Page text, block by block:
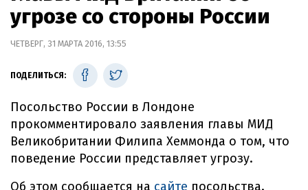
угрозе со стороны России
ЧЕТВЕРГ, 31 МАРТА 2016, 13:55
ПОДЕЛИТЬСЯ:
Посольство России в Лондоне
прокомментировало заявления главы МИД
Великобритании Филипа Хеммонда о том, что
поведение России представляет угрозу.
Об этом сообщается на сайте посольства.